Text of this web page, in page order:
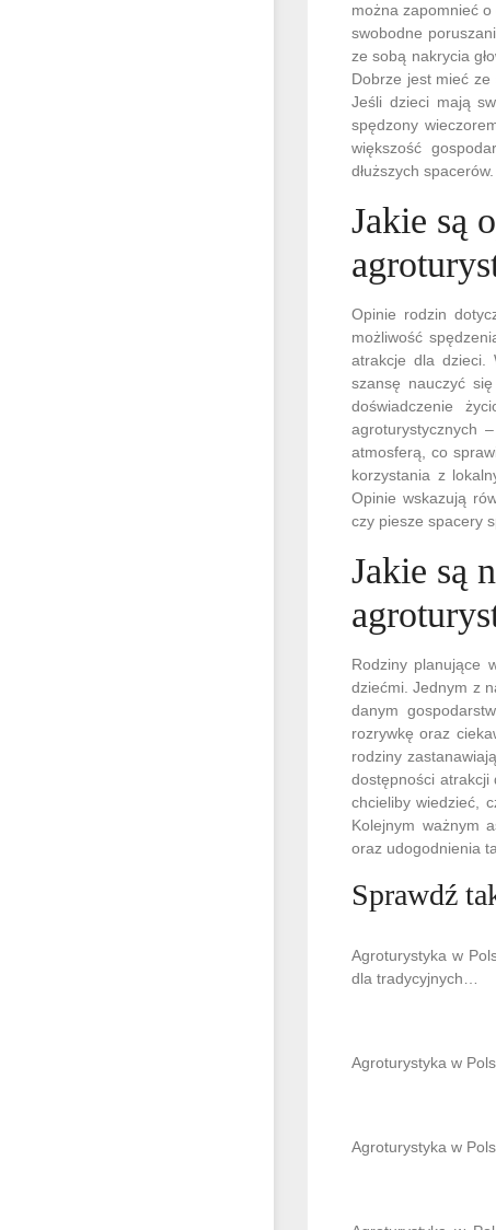
można zapomnieć
swobodne
ze sobą nakrycia
Dobrze jest mieć
Jeśli dzieci mają
spędzony
większość
dłuższych spacerów.
Jakie są
Opinie rodzin
możliwość
atrakcje dla dzieci.
szansę nauczyć
doświadczenie
agroturystycznych
atmosferą, co
korzystania z
Opinie wskazują
czy piesze spacery
Jakie są
Rodziny planujące
dziećmi. Jednym z
danym
rozrywkę oraz
rodziny
dostępności atrakcji
chcieliby wiedzieć,
Kolejnym ważnym
oraz udogodnienia
Sprawdź
Agroturystyka w
dla tradycyjnych…
Agroturystyka w
Agroturystyka w